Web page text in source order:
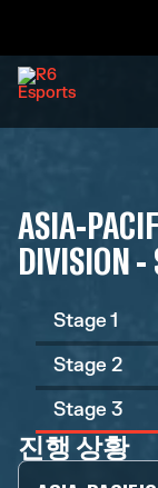
ASIA-
DIVISION
Stage 1
Stage 2
Stage 3
진행 상황